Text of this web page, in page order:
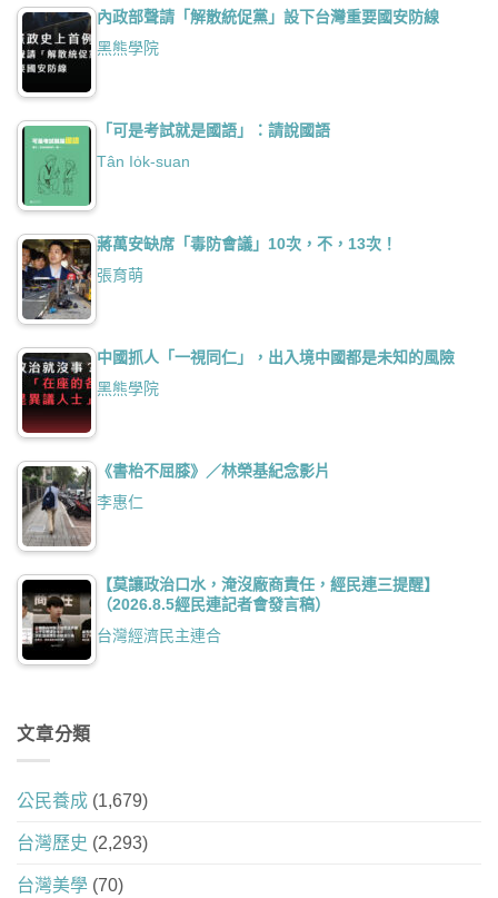
內政部聲請「解散統促黨」設下台灣重要國安防線
黑熊學院
「可是考試就是國語」：請說國語
Tân Io̍k-suan
蔣萬安缺席「毒防會議」10次，不，13次！
張育萌
中國抓人「一視同仁」，出入境中國都是未知的風險
黑熊學院
《書枱不屈膝》／林榮基紀念影片
李惠仁
【莫讓政治口水，淹沒廠商責任，經民連三提醒】
（2026.8.5經民連記者會發言稿）
台灣經濟民主連合
文章分類
公民養成 (1,679)
台灣歷史 (2,293)
台灣美學 (70)